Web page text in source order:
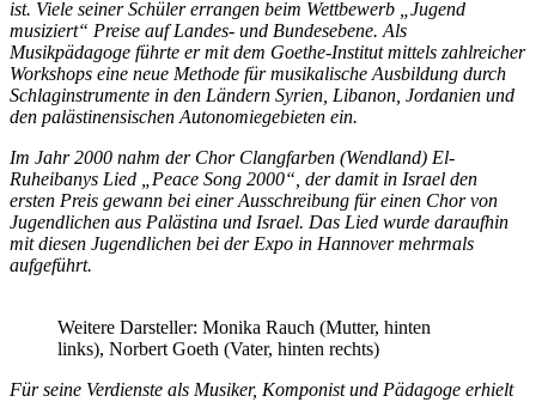
ist. Viele seiner Schüler errangen beim Wettbewerb „Jugend
musiziert“ Preise auf Landes- und Bundesebene. Als
Musikpädagoge führte er mit dem Goethe-Institut mittels zahlreicher
Workshops eine neue Methode für musikalische Ausbildung durch
Schlaginstrumente in den Ländern Syrien, Libanon, Jordanien und
den palästinensischen Autonomiegebieten ein.
Im Jahr 2000 nahm der Chor Clangfarben (Wendland) El-
Ruheibanys Lied „Peace Song 2000“, der damit in Israel den
ersten Preis gewann bei einer Ausschreibung für einen Chor von
Jugendlichen aus Palästina und Israel. Das Lied wurde daraufhin
mit diesen Jugendlichen bei der Expo in Hannover mehrmals
aufgeführt.
Weitere Darsteller: Monika Rauch (Mutter, hinten
links), Norbert Goeth (Vater, hinten rechts)
Für seine Verdienste als Musiker, Komponist und Pädagoge erhielt